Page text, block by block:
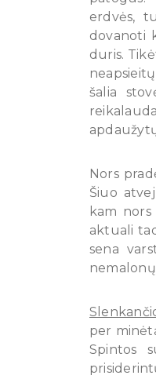
erdvės,
dovanoti
duris.
šalia
Nors
Šiuo
kam
aktuali
sena
per
Spintos